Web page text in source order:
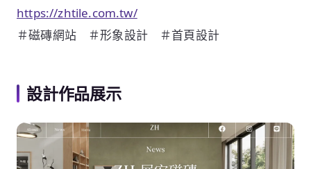
https://zhtile.com.tw/
＃磁磚網站 ＃形象設計 ＃首頁設計
設計作品展示